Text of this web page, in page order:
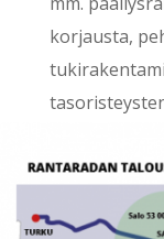
korjausta,